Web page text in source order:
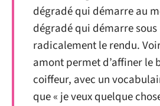
dégradé qui démarre au
dégradé qui démarre sous
radicalement le rendu.
amont permet d’affiner le
coiffeur, avec un
que « je veux quelque